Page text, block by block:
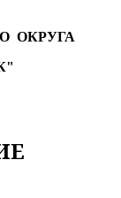
ОКРУГА